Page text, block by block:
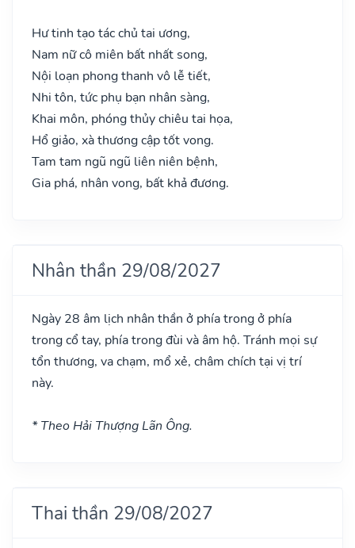
Hư tinh tạo tác chủ tai ương,
Nam nữ cô miên bất nhất song,
Nội loạn phong thanh vô lễ tiết,
Nhi tôn, tức phụ bạn nhân sàng,
Khai môn, phóng thủy chiêu tai họa,
Hổ giảo, xà thương cập tốt vong.
Tam tam ngũ ngũ liên niên bệnh,
Gia phá, nhân vong, bất khả đương.
Nhân thần 29/08/2027
Ngày 28 âm lịch nhân thần ở phía trong ở phía
trong cổ tay, phía trong đùi và âm hộ. Tránh mọi sự
tổn thương, va chạm, mổ xẻ, châm chích tại vị trí
này.
* Theo Hải Thượng Lãn Ông.
Thai thần 29/08/2027